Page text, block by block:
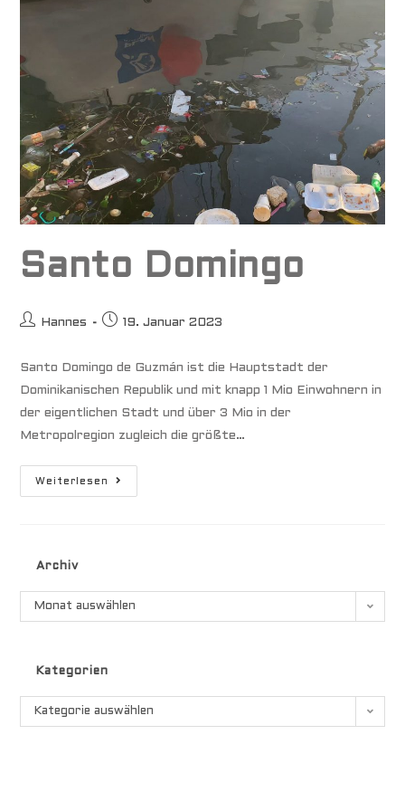
Santo Domingo
Beitrags-
Hannes
Beitrag
19. Januar 2023
Santo Domingo de Guzmán ist die Hauptstadt der
Dominikanischen Republik und mit knapp 1 Mio Einwohnern in
der eigentlichen Stadt und über 3 Mio in der
Metropolregion zugleich die größte…
Weiterlesen
Santo
Archiv
Archiv
Monat auswählen
Kategorien
Kategorien
Kategorie auswählen